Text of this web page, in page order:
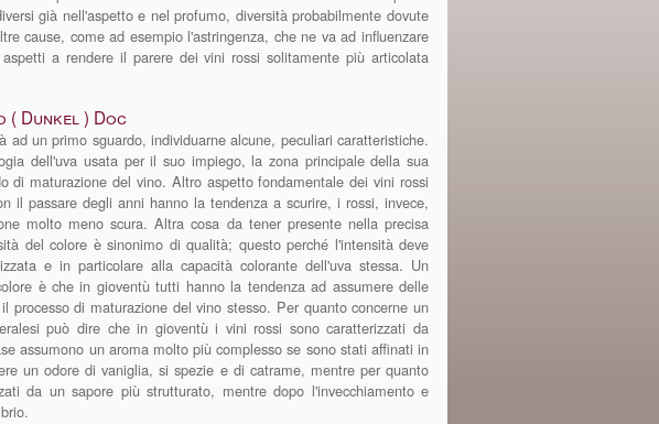
già nell'aspetto e nel profumo, diversità probabilmente dovute
cause, come ad esempio l'astringenza, che ne va ad influenzare
a rendere il parere dei vini rossi solitamente più articolata
( Dunkel ) Doc
un primo sguardo, individuarne alcune, peculiari caratteristiche.
dell'uva usata per il suo impiego, la zona principale della sua
maturazione del vino. Altro aspetto fondamentale dei vini rossi
il passare degli anni hanno la tendenza a scurire, i rossi, invece,
molto meno scura. Altra cosa da tener presente nella precisa
del colore è sinonimo di qualità; questo perché l'intensità deve
e in particolare alla capacità colorante dell'uva stessa. Un
è che in gioventù tutti hanno la tendenza ad assumere delle
processo di maturazione del vino stesso. Per quanto concerne un
può dire che in gioventù i vini rossi sono caratterizzati da
assumono un aroma molto più complesso se sono stati affinati in
un odore di vaniglia, si spezie e di catrame, mentre per quanto
da un sapore più strutturato, mentre dopo l'invecchiamento e